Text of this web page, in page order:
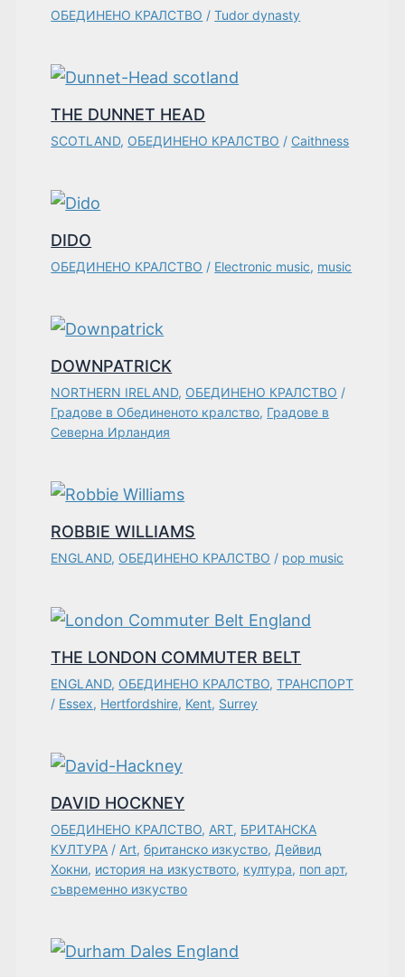
ОБЕДИНЕНО КРАЛСТВО /Tudor dynasty
THE DUNNET HEAD
SCOTLAND, ОБЕДИНЕНО КРАЛСТВО / Caithness
DIDO
ОБЕДИНЕНО КРАЛСТВО / Electronic music, music
DOWNPATRICK
NORTHERN IRELAND, ОБЕДИНЕНО КРАЛСТВО /
Градове в Обединеното кралство, Градове в
Северна Ирландия
ROBBIE WILLIAMS
ENGLAND, ОБЕДИНЕНО КРАЛСТВО / pop music
THE LONDON COMMUTER BELT
ENGLAND, ОБЕДИНЕНО КРАЛСТВО,ТРАНСПОРТ
/ Essex, Hertfordshire, Kent, Surrey
DAVID HOCKNEY
ОБЕДИНЕНО КРАЛСТВО, ART, БРИТАНСКА
КУЛТУРА / Art,британско изкуство, Дейвид
Хокни, история на изкуството, култура, поп арт,
съвременно изкуство